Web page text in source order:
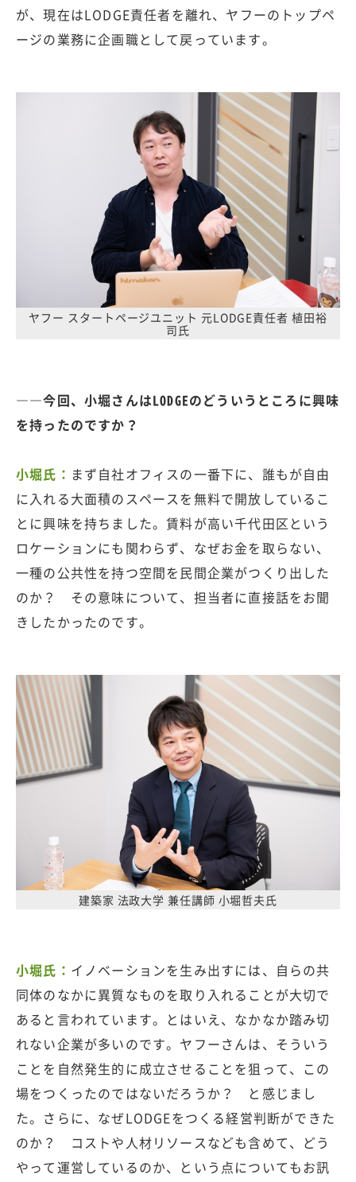
が、現在はLODGE責任者を離れ、ヤフーのトップペ
ージの業務に企画職として戻っています。
ヤフー スタートページユニット 元LODGE責任者 植田裕
司氏
――今回、小堀さんはLODGEのどういうところに興味
を持ったのですか？
小堀氏： まず自社オフィスの一番下に、誰もが自由
に入れる大面積のスペースを無料で開放しているこ
とに興味を持ちました。賃料が高い千代田区という
ロケーションにも関わらず、なぜお金を取らない、
一種の公共性を持つ空間を民間企業がつくり出した
のか？ その意味について、担当者に直接話をお聞
きしたかったのです。
建築家 法政大学 兼任講師 小堀哲夫氏
小堀氏： イノベーションを生み出すには、自らの共
同体のなかに異質なものを取り入れることが大切で
あると言われています。とはいえ、なかなか踏み切
れない企業が多いのです。ヤフーさんは、そういう
ことを自然発生的に成立させることを狙って、この
場をつくったのではないだろうか？ と感じまし
た。さらに、なぜLODGEをつくる経営判断ができた
のか？ コストや人材リソースなども含めて、どう
やって運営しているのか、という点についてもお訊